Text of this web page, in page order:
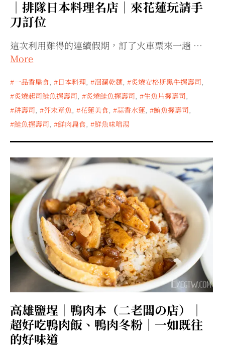
｜排隊日本料理名店｜來花蓮玩請手
刀訂位
這次利用難得的連續假期，訂了火車票來一趟 …
More
一品香扁食, 日本料理, 洄瀾乾麵, 炙燒安格斯黑牛握壽司,
炙燒起司鮭魚握壽司, 炙燒鮭魚握壽司, 生魚片握壽司,
耕壽司, 芥末章魚, 花蓮美食, 蒜香水蓮, 鮪魚握壽司,
鮭魚握壽司, 鮮肉扁食, 鮮魚味噌湯
高雄鹽埕｜鴨肉本（二老闆の店）｜
超好吃鴨肉飯、鴨肉冬粉｜一如既往
的好味道